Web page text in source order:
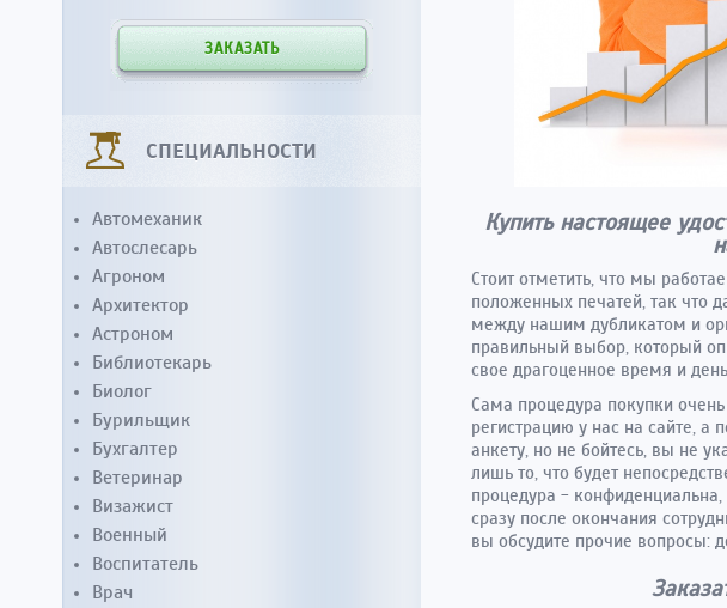
Купить настоящее
Стоит отметить, что мы
положенных печатей, так что
между нашим дубликатом и
правильный выбор, который
свое драгоценное время и
Сама процедура покупки
регистрацию у нас на сайте, а
анкету, но не бойтесь, вы не
лишь то, что будет
процедура -
сразу после окончания
вы обсудите прочие вопросы:
ЗАКАЗАТЬ
СПЕЦИАЛЬНОСТИ
Автомеханик
Автослесарь
Агроном
Архитектор
Астроном
Библиотекарь
Биолог
Бурильщик
Бухгалтер
Ветеринар
Визажист
Военный
Воспитатель
Врач